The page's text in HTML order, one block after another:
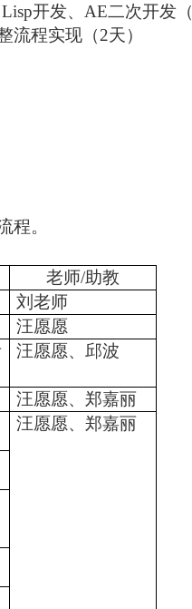
Lisp开发、 AE二次开发（
流程实现（2天）
。
老师/助教
刘老师
汪愿愿
汪愿愿、邱波
汪愿愿、郑嘉丽
汪愿愿、郑嘉丽